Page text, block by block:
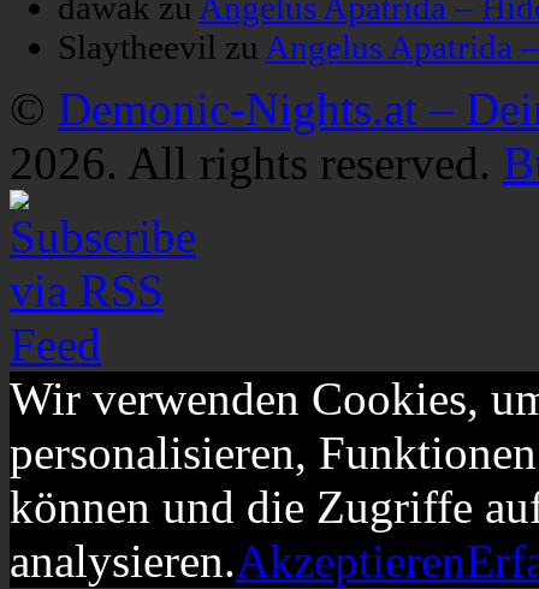
Slaytheevil zu Angelus Apatrida
© Demonic-Nights.at –
2026. All rights reserved.
Wir verwenden Cookies,
personalisieren,
können und die Zugriffe
analysieren.Akzeptieren